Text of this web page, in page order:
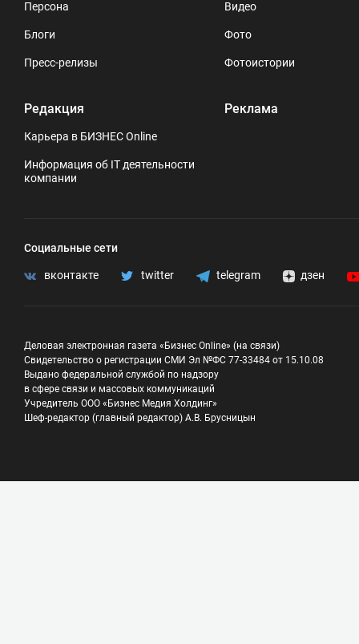
Персона
Блоги
Пресс-релизы
Редакция
Карьера в БИЗНЕС Online
Информация об IT деятельности
компании
Видео
Фото
Фотоистории
Реклама
Социальные сети
вконтакте twitter telegram дзен
Деловая электронная газета «Бизнес Online» (на связи)
Свидетельство о регистрации СМИ Эл №ФС 77-33484 от 15.10.08
Выдано федеральной службой по надзору
в сфере связи и массовых коммуникаций
Учредитель ООО «Бизнес Медия Холдинг»
Шеф-редактор (главный редактор) А.В. Брусницын